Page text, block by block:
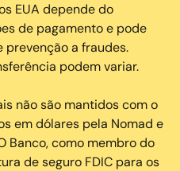
EUA depende do
de pagamento e pode
a fraudes.
podem variar.
não são mantidos com o
em dólares pela Nomad e
Banco, como membro do
de seguro FDIC para os